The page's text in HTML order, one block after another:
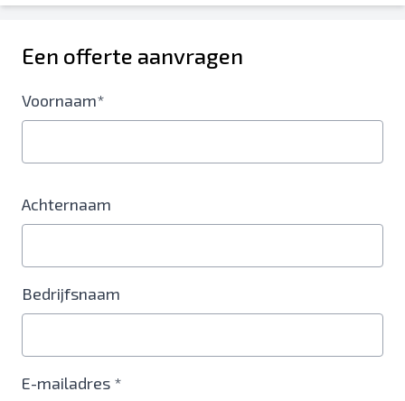
Een offerte aanvragen
Voornaam*
Achternaam
Bedrijfsnaam
E-mailadres *